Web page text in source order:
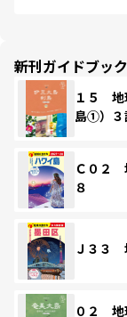
新刊ガイドブック
１５ 地
島①）３
Ｃ０２
８
Ｊ３３
０２